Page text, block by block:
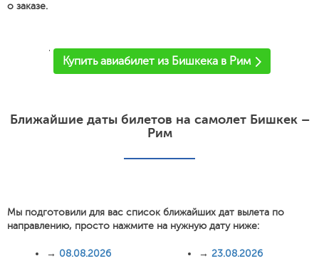
о заказе.
'
Купить авиабилет из Бишкека в Рим
Ближайшие даты билетов на самолет Бишкек –
Рим
Мы подготовили для вас список ближайших дат вылета по
направлению, просто нажмите на нужную дату ниже:
→ 08.08.2026
→ 23.08.2026